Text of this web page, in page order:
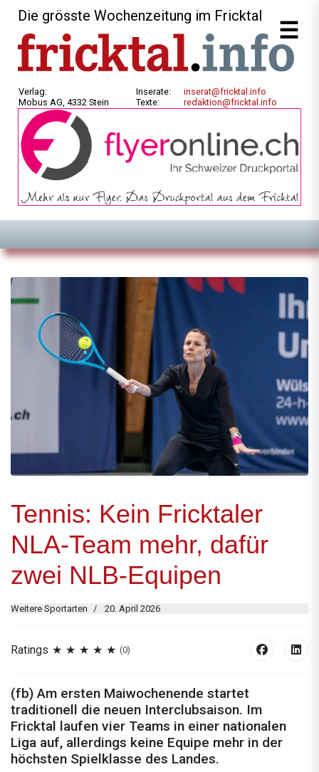
Die grösste Wochenzeitung im Fricktal
Verlag:
Mobus AG, 4332 Stein
Inserate:
Texte:
inserat@fricktal.info
redaktion@fricktal.info
Tennis: Kein Fricktaler
NLA-Team mehr, dafür
zwei NLB-Equipen
Weitere Sportarten 20. April 2026
Ratings (0)
(fb) Am ersten Maiwochenende startet
traditionell die neuen Interclubsaison. Im
Fricktal laufen vier Teams in einer nationalen
Liga auf, allerdings keine Equipe mehr in der
höchsten Spielklasse des Landes.